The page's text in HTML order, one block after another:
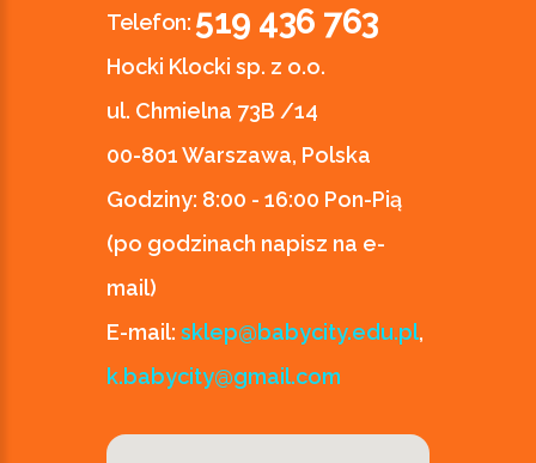
Telefon: 519 436 763
Hocki Klocki sp. z o.o.
ul. Chmielna 73B /14
00-801 Warszawa, Polska
Godziny: 8:00 - 16:00 Pon-Pią
(po godzinach napisz na e-
mail)
E-mail: sklep@babycity.edu.pl,
k.babycity@gmail.com